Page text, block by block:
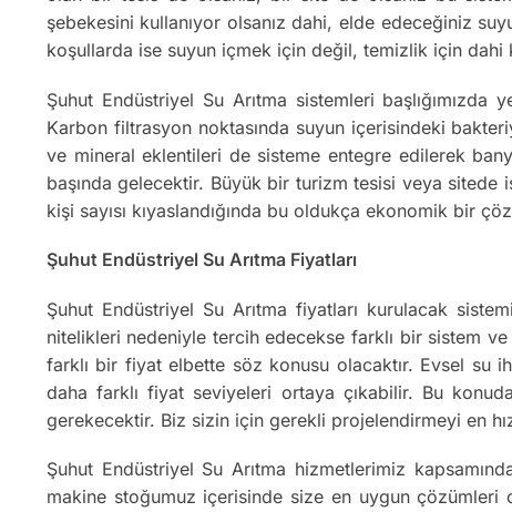
şebekesini kullanıyor olsanız dahi, elde edeceğiniz
koşullarda ise suyun içmek için değil, temizlik için dahi
Şuhut Endüstriyel Su Arıtma sistemleri
Karbon filtrasyon noktasında suyun içerisindeki
ve mineral eklentileri de sisteme entegre edilerek
başında gelecektir. Büyük bir turizm tesisi veya
kişi sayısı kıyaslandığında bu oldukça ekonomik bir
Şuhut Endüstriyel Su Arıtma Fiyatları
Şuhut Endüstriyel Su Arıtma fiyatları kurulacak
nitelikleri nedeniyle tercih edecekse farklı bir sistem
farklı bir fiyat elbette söz konusu olacaktır. Evsel su
daha farklı fiyat seviyeleri ortaya çıkabilir. Bu
gerekecektir. Biz sizin için gerekli projelendirmeyi en
Şuhut Endüstriyel Su Arıtma hizmetlerimiz
makine stoğumuz içerisinde size en uygun çözümleri